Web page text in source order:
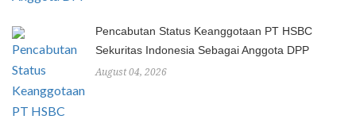
Pencabutan Status Keanggotaan PT HSBC
Sekuritas Indonesia Sebagai Anggota DPP
August 04, 2026